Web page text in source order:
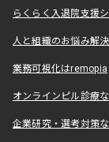
らくらく入退院支援
人と組織のお悩み解
業務可視化はremopia
オンラインピル診療
企業研究・選考対策